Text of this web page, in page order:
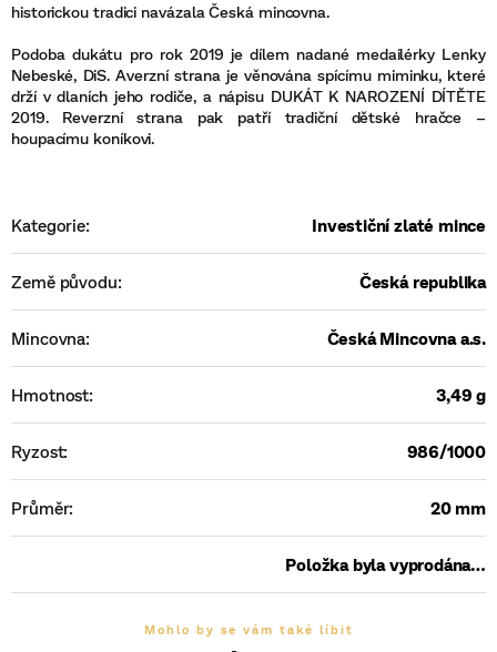
historickou tradici navázala Česká mincovna.
Podoba dukátu pro rok 2019 je dílem nadané medailérky Lenky
Nebeské, DiS. Averzní strana je věnována spícímu miminku, které
drží v dlaních jeho rodiče, a nápisu DUKÁT K NAROZENÍ DÍTĚTE
2019. Reverzní strana pak patří tradiční dětské hračce –
houpacímu koníkovi.
Kategorie: Investiční zlaté mince
Země původu: Česká republika
Mincovna: Česká Mincovna a.s.
Hmotnost: 3,49 g
Ryzost: 986/1000
Průměr: 20 mm
Položka byla vyprodána…